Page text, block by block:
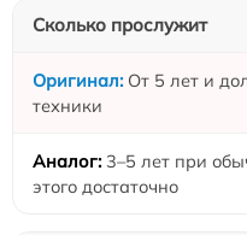
Сколько прослужит
От 5 лет и
техники
3–5 лет при
этого достаточно